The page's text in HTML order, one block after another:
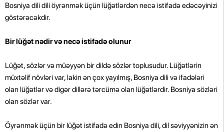
Bosniya dili dili öyrənmək üçün lüğətlərdən necə istifadə edəcəyinizi
göstərəcəkdir.
Bir lüğət nədir və necə istifadə olunur
Lüğət, sözlər və müəyyən bir dildə sözlər toplusudur. Lüğətlərin
müxtəlif növləri var, lakin ən çox yayılmış, Bosniya dili və ifadələri
olan lüğətlər və digər dillərə tərcümə olan lüğətlərdir. Bosniya sözləri
olan sözlər var.
Öyrənmək üçün bir lüğət istifadə edin Bosniya dili, dil səviyyənizin ən